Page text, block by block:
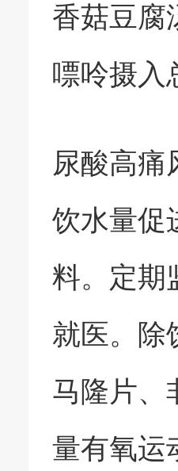
香菇豆腐
嘌呤摄入
尿酸高痛
饮水量促
料。定期
就医。除
马隆片、
量有氧运